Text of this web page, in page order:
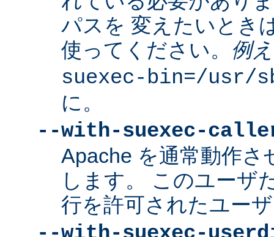
パスを 変えたいとき
使ってください。 例
suexec-bin=/usr/
に。
--with-suexec-
Apache を通常動作さ
します。 このユーザ
行を許可されたユー